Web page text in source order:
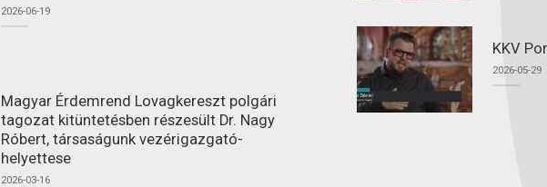
2026-06-19
Magyar Érdemrend Lovagkereszt polgári
tagozat kitüntetésben részesült Dr. Nagy
Róbert, társaságunk vezérigazgató-
helyettese
2026-03-16
KKV
2026-05-29